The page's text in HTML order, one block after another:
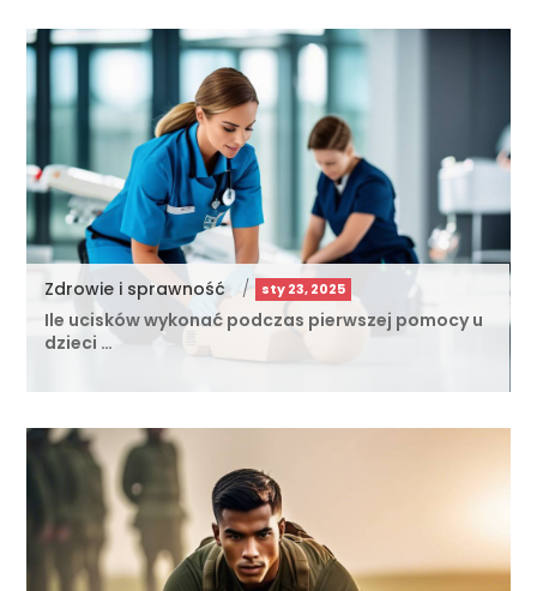
Zdrowie i sprawność / sty 23, 2025
Ile ucisków wykonać podczas pierwszej pomocy u
dzieci …